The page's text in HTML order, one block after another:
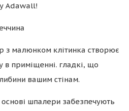
Adawall!
з малюнком клітинка створює
в приміщенні. гладкі, що
вашим стінам.
основі шпалери забезпечують